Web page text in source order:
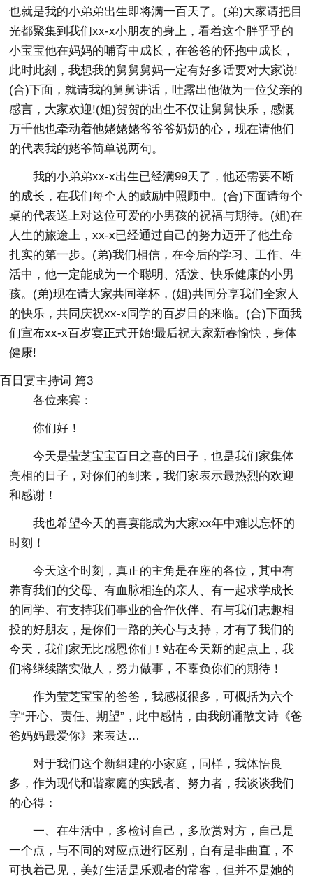
也就是我的小弟弟出生即将满一百天了。(弟)大家请把目
光都聚集到我们xx-x小朋友的身上，看着这个胖乎乎的
小宝宝他在妈妈的哺育中成长，在爸爸的怀抱中成长，
此时此刻，我想我的舅舅舅妈一定有好多话要对大家说!
(合)下面，就请我的舅舅讲话，吐露出他做为一位父亲的
感言，大家欢迎!(姐)贺贺的出生不仅让舅舅快乐，感慨
万千他也牵动着他姥姥姥爷爷爷奶奶的心，现在请他们
的代表我的姥爷简单说两句。
我的小弟弟xx-x出生已经满99天了，他还需要不断
的成长，在我们每个人的鼓励中照顾中。(合)下面请每个
桌的代表送上对这位可爱的小男孩的祝福与期待。(姐)在
人生的旅途上，xx-x已经通过自己的努力迈开了他生命
扎实的第一步。(弟)我们相信，在今后的学习、工作、生
活中，他一定能成为一个聪明、活泼、快乐健康的小男
孩。(弟)现在请大家共同举杯，(姐)共同分享我们全家人
的快乐，共同庆祝xx-x同学的百岁日的来临。(合)下面我
们宣布xx-x百岁宴正式开始!最后祝大家新春愉快，身体
健康!
百日宴主持词 篇3
各位来宾：
你们好！
今天是莹芝宝宝百日之喜的日子，也是我们家集体
亮相的日子，对你们的到来，我们家表示最热烈的欢迎
和感谢！
我也希望今天的喜宴能成为大家xx年中难以忘怀的
时刻！
今天这个时刻，真正的主角是在座的各位，其中有
养育我们的父母、有血脉相连的亲人、有一起求学成长
的同学、有支持我们事业的合作伙伴、有与我们志趣相
投的好朋友，是你们一路的关心与支持，才有了我们的
今天，我们家无比感恩你们！站在今天新的起点上，我
们将继续踏实做人，努力做事，不辜负你们的期待！
作为莹芝宝宝的爸爸，我感概很多，可概括为六个
字“开心、责任、期望”，此中感情，由我朗诵散文诗《爸
爸妈妈最爱你》来表达…
对于我们这个新组建的小家庭，同样，我体悟良
多，作为现代和谐家庭的实践者、努力者，我谈谈我们
的心得：
一、在生活中，多检讨自己，多欣赏对方，自己是
一个点，与不同的对应点进行区别，自有是非曲直，不
可执着己见，美好生活是乐观者的常客，但并不是她的